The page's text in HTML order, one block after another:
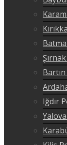
Iğdır